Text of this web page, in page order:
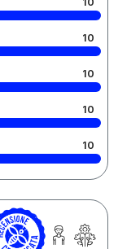
10
10
10
10